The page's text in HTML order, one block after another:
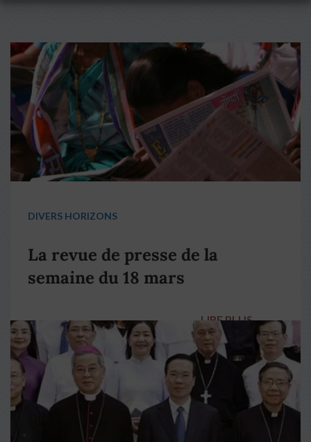
DIVERS HORIZONS
La revue de presse de la
semaine du 18 mars
LIRE PLUS →